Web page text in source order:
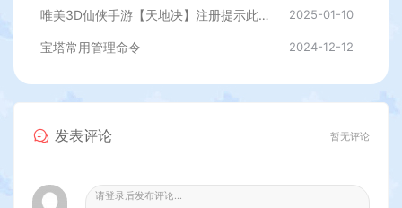
唯美3D仙侠手游【天地决】注册提示此服已关闭注册解决办法 2025-01-10
宝塔常用管理命令 2024-12-12
发表评论 暂无评论